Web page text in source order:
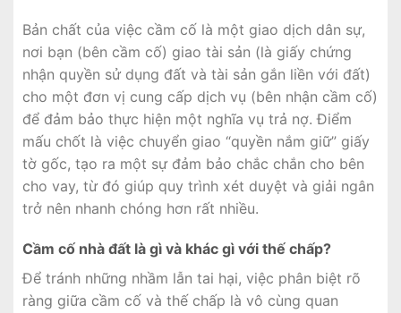
Bản chất của việc cầm cố là một giao dịch dân sự,
nơi bạn (bên cầm cố) giao tài sản (là giấy chứng
nhận quyền sử dụng đất và tài sản gắn liền với đất)
cho một đơn vị cung cấp dịch vụ (bên nhận cầm cố)
để đảm bảo thực hiện một nghĩa vụ trả nợ. Điểm
mấu chốt là việc chuyển giao “quyền nắm giữ” giấy
tờ gốc, tạo ra một sự đảm bảo chắc chắn cho bên
cho vay, từ đó giúp quy trình xét duyệt và giải ngân
trở nên nhanh chóng hơn rất nhiều.
Cầm cố nhà đất là gì và khác gì với thế chấp?
Để tránh những nhầm lẫn tai hại, việc phân biệt rõ
ràng giữa cầm cố và thế chấp là vô cùng quan